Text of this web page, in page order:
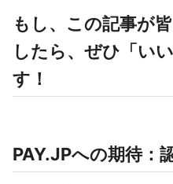
もし、この記事が
したら、ぜひ「い
す！
PAY.JPへの期待：